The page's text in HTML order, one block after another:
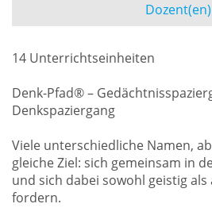
Dozent(en)
14 Unterrichtseinheiten
Denk-Pfad® –
Denkspaziergang
Viele unterschiedliche Namen,
gleiche Ziel: sich gemeinsam in
und sich dabei sowohl geistig
fordern.